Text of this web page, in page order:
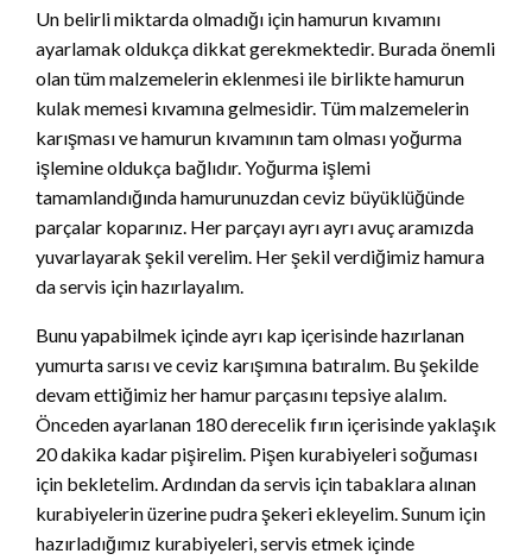
Un belirli miktarda olmadığı için hamurun kıvamını
ayarlamak oldukça dikkat gerekmektedir. Burada önemli
olan tüm malzemelerin eklenmesi ile birlikte hamurun
kulak memesi kıvamına gelmesidir. Tüm malzemelerin
karışması ve hamurun kıvamının tam olması yoğurma
işlemine oldukça bağlıdır. Yoğurma işlemi
tamamlandığında hamurunuzdan ceviz büyüklüğünde
parçalar koparınız. Her parçayı ayrı ayrı avuç aramızda
yuvarlayarak şekil verelim. Her şekil verdiğimiz hamura
da servis için hazırlayalım.
Bunu yapabilmek içinde ayrı kap içerisinde hazırlanan
yumurta sarısı ve ceviz karışımına batıralım. Bu şekilde
devam ettiğimiz her hamur parçasını tepsiye alalım.
Önceden ayarlanan 180 derecelik fırın içerisinde yaklaşık
20 dakika kadar pişirelim. Pişen kurabiyeleri soğuması
için bekletelim. Ardından da servis için tabaklara alınan
kurabiyelerin üzerine pudra şekeri ekleyelim. Sunum için
hazırladığımız kurabiyeleri, servis etmek içinde